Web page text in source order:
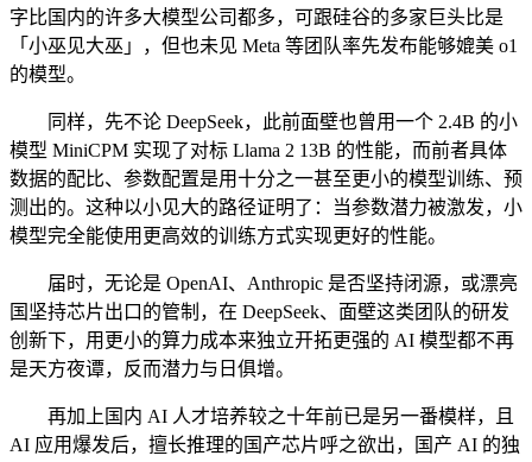
字比国内的许多大模型公司都多，可跟硅谷的多家巨头比是
「小巫见大巫」，但也未见 Meta 等团队率先发布能够媲美 o1
的模型。
同样，先不论 DeepSeek，此前面壁也曾用一个 2.4B 的小
模型 MiniCPM 实现了对标 Llama 2 13B 的性能，而前者具体
数据的配比、参数配置是用十分之一甚至更小的模型训练、预
测出的。这种以小见大的路径证明了：当参数潜力被激发，小
模型完全能使用更高效的训练方式实现更好的性能。
届时，无论是 OpenAI、Anthropic 是否坚持闭源，或漂亮
国坚持芯片出口的管制，在 DeepSeek、面壁这类团队的研发
创新下，用更小的算力成本来独立开拓更强的 AI 模型都不再
是天方夜谭，反而潜力与日俱增。
再加上国内 AI 人才培养较之十年前已是另一番模样，且
AI 应用爆发后，擅长推理的国产芯片呼之欲出，国产 AI 的独